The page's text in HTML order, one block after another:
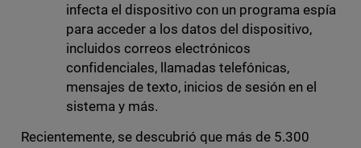
infecta el dispositivo con un programa espía
para acceder a los datos del dispositivo,
incluidos correos electrónicos
confidenciales, llamadas telefónicas,
mensajes de texto, inicios de sesión en el
sistema y más.
Recientemente, se descubrió que más de 5.300